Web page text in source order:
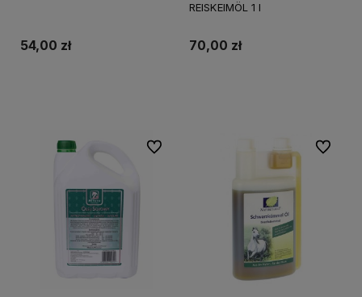
54,00 zł
REISKEIMÖL 1 l
70,00 zł
Do ulubionych Do